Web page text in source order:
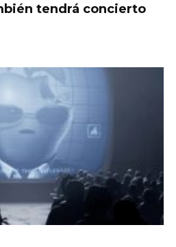
tendrá concierto